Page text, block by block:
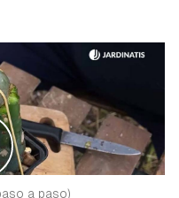
a paso)